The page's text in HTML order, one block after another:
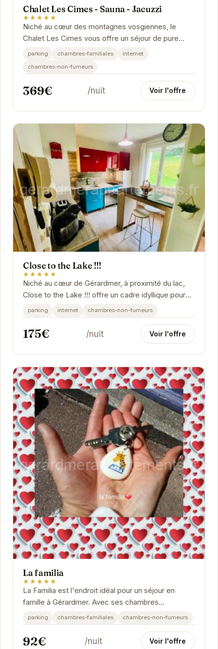
Chalet Les Cimes - Sauna - Jacuzzi
★★★★★
Niché au cœur des montagnes vosgiennes, le
Chalet Les Cimes vous offre un séjour de pure
détente.
parking chambres-familiales
internet
chambres-non-fumeurs
369€ /nuit Voir l'offre
Close to the Lake !!!
★★★★★
Niché au cœur de Gérardmer, à proximité du lac,
Close to the Lake !!! offre un cadre idyllique pour
vos vacances. Apprécié pour son...
parking internet chambres-non-fumeurs
175€ /nuit Voir l'offre
La familia
★★★★★
La Familia est l'endroit idéal pour un séjour en
famille à Gérardmer. Avec ses chambres
spacieuses et confortables, son emplacement
privilégié...
parking chambres-familiales chambres-non-fumeurs
92€ /nuit Voir l'offre